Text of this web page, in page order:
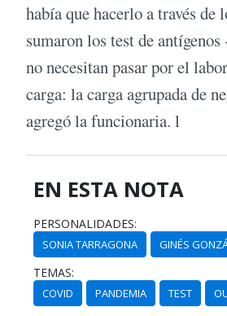
había que hacerlo a través
sumaron los test de
no necesitan pasar por el
carga: la carga agrupada de
agregó la funcionaria. l
EN ESTA NOTA
PERSONALIDADES:
SONIA TARRAGONA GINÉS
TEMAS:
COVID PANDEMIA TEST